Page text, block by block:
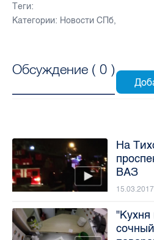
Теги:
Категории: Новости СПб,
Обсуждение ( 0 )
На
ВАЗ
"Кухня